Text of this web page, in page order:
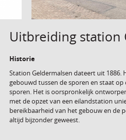
Uitbreiding station
Historie
Station Geldermalsen dateert uit 1886.
gebouwd tussen de sporen en staat op
sporen. Het is oorspronkelijk
met de opzet van een eilandstation
bereikbaarheid van het gebouw en de
altijd bijzonder geweest.